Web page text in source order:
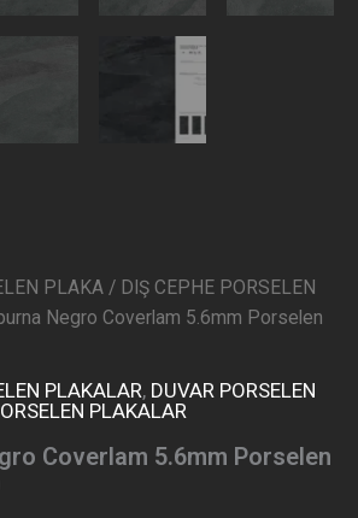
PLAKA / DIŞ CEPHE PORSELEN
Negro Coverlam 5.6mm Porselen
PLAKALAR, DUVAR PORSELEN
PLAKALAR
Coverlam 5.6mm Porselen